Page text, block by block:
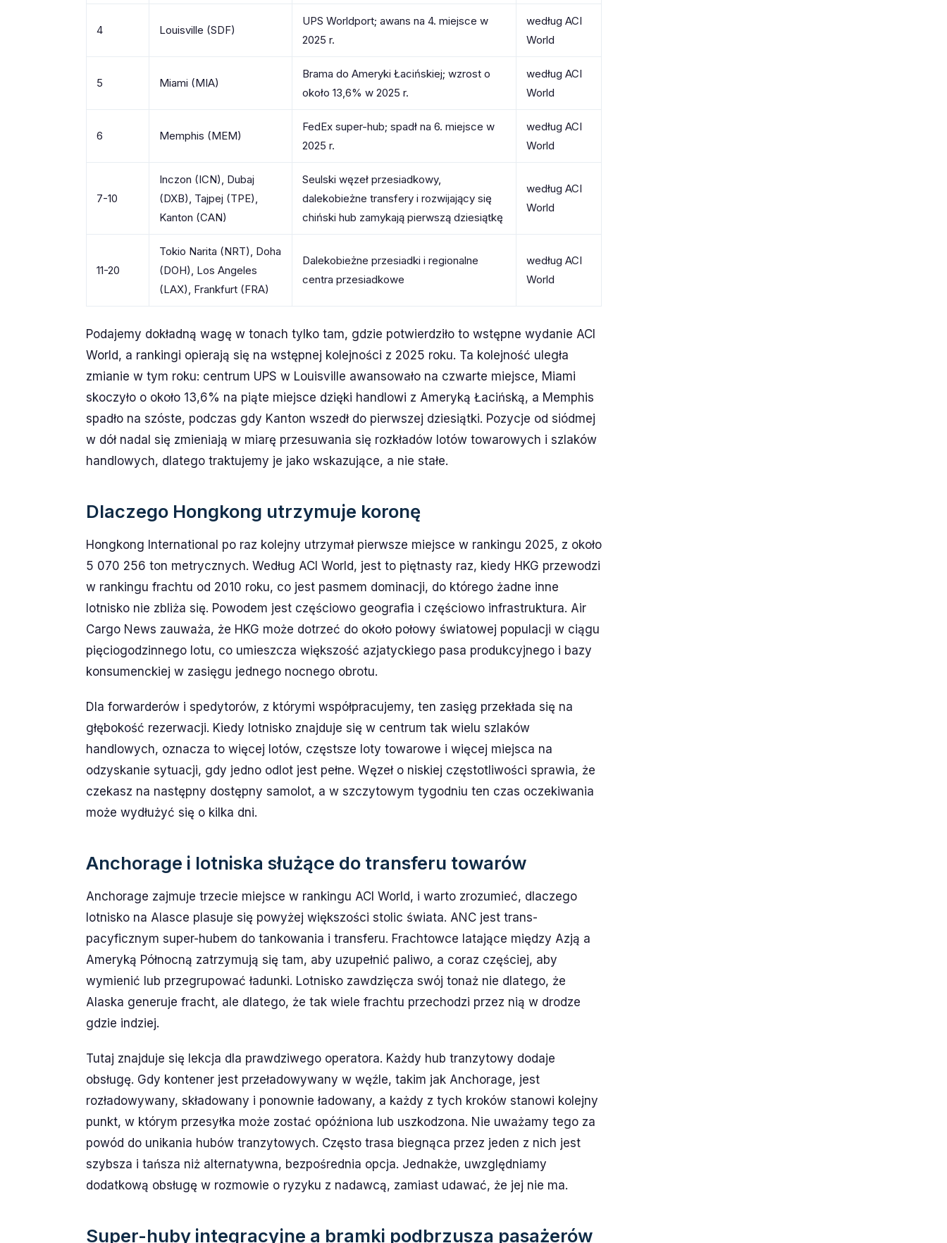
4 Louisville (SDF)
UPS Worldport; awans na 4. miejsce w
2025 r.
według ACI
World
5 Miami (MIA)
Brama do Ameryki Łacińskiej; wzrost o
około 13,6% w 2025 r.
według ACI
World
6 Memphis (MEM)
FedEx super-hub; spadł na 6. miejsce w
2025 r.
według ACI
World
7-10
Inczon (ICN), Dubaj
(DXB), Tajpej (TPE),
Kanton (CAN)
Seulski węzeł przesiadkowy,
dalekobieżne transfery i rozwijający się
chiński hub zamykają pierwszą dziesiątkę
według ACI
World
11-20
Tokio Narita (NRT), Doha
(DOH), Los Angeles
(LAX), Frankfurt (FRA)
Dalekobieżne przesiadki i regionalne
centra przesiadkowe
według ACI
World
Podajemy dokładną wagę w tonach tylko tam, gdzie potwierdziło to wstępne wydanie ACI
World, a rankingi opierają się na wstępnej kolejności z 2025 roku. Ta kolejność uległa
zmianie w tym roku: centrum UPS w Louisville awansowało na czwarte miejsce, Miami
skoczyło o około 13,6% na piąte miejsce dzięki handlowi z Ameryką Łacińską, a Memphis
spadło na szóste, podczas gdy Kanton wszedł do pierwszej dziesiątki. Pozycje od siódmej
w dół nadal się zmieniają w miarę przesuwania się rozkładów lotów towarowych i szlaków
handlowych, dlatego traktujemy je jako wskazujące, a nie stałe.
Dlaczego Hongkong utrzymuje koronę
Hongkong International po raz kolejny utrzymał pierwsze miejsce w rankingu 2025, z około
5 070 256 ton metrycznych. Według ACI World, jest to piętnasty raz, kiedy HKG przewodzi
w rankingu frachtu od 2010 roku, co jest pasmem dominacji, do którego żadne inne
lotnisko nie zbliża się. Powodem jest częściowo geografia i częściowo infrastruktura. Air
Cargo News zauważa, że HKG może dotrzeć do około połowy światowej populacji w ciągu
pięciogodzinnego lotu, co umieszcza większość azjatyckiego pasa produkcyjnego i bazy
konsumenckiej w zasięgu jednego nocnego obrotu.
Dla forwarderów i spedytorów, z którymi współpracujemy, ten zasięg przekłada się na
głębokość rezerwacji. Kiedy lotnisko znajduje się w centrum tak wielu szlaków
handlowych, oznacza to więcej lotów, częstsze loty towarowe i więcej miejsca na
odzyskanie sytuacji, gdy jedno odlot jest pełne. Węzeł o niskiej częstotliwości sprawia, że
czekasz na następny dostępny samolot, a w szczytowym tygodniu ten czas oczekiwania
może wydłużyć się o kilka dni.
Anchorage i lotniska służące do transferu towarów
Anchorage zajmuje trzecie miejsce w rankingu ACI World, i warto zrozumieć, dlaczego
lotnisko na Alasce plasuje się powyżej większości stolic świata. ANC jest trans-
pacyficznym super-hubem do tankowania i transferu. Frachtowce latające między Azją a
Ameryką Północną zatrzymują się tam, aby uzupełnić paliwo, a coraz częściej, aby
wymienić lub przegrupować ładunki. Lotnisko zawdzięcza swój tonaż nie dlatego, że
Alaska generuje fracht, ale dlatego, że tak wiele frachtu przechodzi przez nią w drodze
gdzie indziej.
Tutaj znajduje się lekcja dla prawdziwego operatora. Każdy hub tranzytowy dodaje
obsługę. Gdy kontener jest przeładowywany w węźle, takim jak Anchorage, jest
rozładowywany, składowany i ponownie ładowany, a każdy z tych kroków stanowi kolejny
punkt, w którym przesyłka może zostać opóźniona lub uszkodzona. Nie uważamy tego za
powód do unikania hubów tranzytowych. Często trasa biegnąca przez jeden z nich jest
szybsza i tańsza niż alternatywna, bezpośrednia opcja. Jednakże, uwzględniamy
dodatkową obsługę w rozmowie o ryzyku z nadawcą, zamiast udawać, że jej nie ma.
Super-huby integracyjne a bramki podbrzusza pasażerów